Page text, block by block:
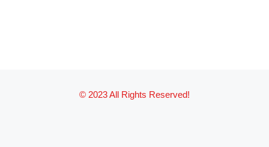
© 2023 All Rights Reserved!